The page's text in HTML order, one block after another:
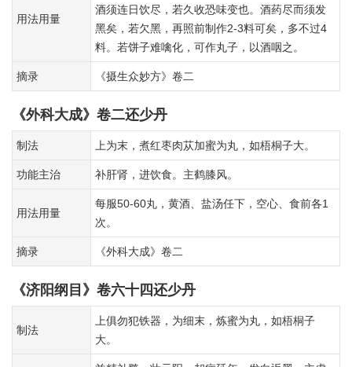
用法用量
酒须连日饮尽，若久收恐味变也。酒药尽而须发
黑矣，若欠黑，再照前制作2-3料可矣，多不过4
料。若饼子难噙化，可作丸子，以酒咽之。
摘录 《摄生众妙方》卷二
《外科大成》卷二还少丹
制法 上为末，煮红枣肉苁加蜜为丸，如梧桐子大。
功能主治 补肝肾，进饮食。主鹤膝风。
用法用量
每服50-60丸，黄酒、盐汤任下，空心、食前各1
次。
摘录 《外科大成》卷二
《济阳纲目》卷六十四还少丹
制法
上俱勿犯铁器，为细末，炼蜜为丸，如梧桐子
大。